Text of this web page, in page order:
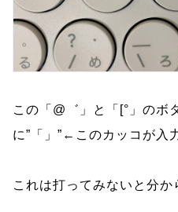
この「@゛」と「[°」のボ
に”「」”←このカッコが入
これは打ってみないと分か